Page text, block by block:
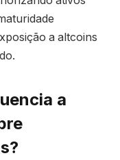
a altcoins
a